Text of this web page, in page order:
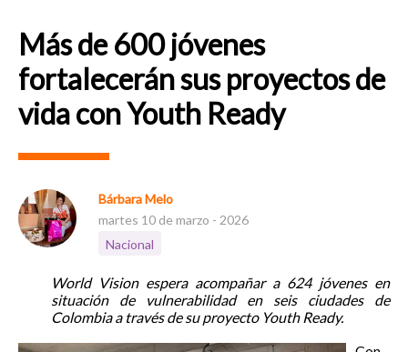
Más de 600 jóvenes
fortalecerán sus proyectos de
vida con Youth Ready
Bárbara Melo
martes 10 de marzo - 2026
Nacional
World Vision espera acompañar a 624 jóvenes en
situación de vulnerabilidad en seis ciudades de
Colombia a través de su proyecto Youth Ready.